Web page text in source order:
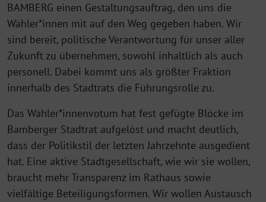
BAMBERG einen Gestaltungsauftrag, den uns die
Wähler*innen mit auf den Weg gegeben haben. Wir
sind bereit, politische Verantwortung für unser aller
Zukunft zu übernehmen, sowohl inhaltlich als auch
personell. Dabei kommt uns als größter Fraktion
innerhalb des Stadtrats die Führungsrolle zu.
Das Wähler*innenvotum hat fest gefügte Blöcke im
Bamberger Stadtrat aufgelöst und macht deutlich,
dass der Politikstil der letzten Jahrzehnte ausgedient
hat. Eine aktive Stadtgesellschaft, wie wir sie wollen,
braucht mehr Transparenz im Rathaus sowie
vielfältige Beteiligungsformen. Wir wollen Austausch